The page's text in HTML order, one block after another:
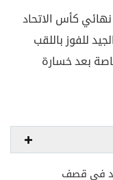
كأس الاتحاد
للفوز باللقب
بعد خسارة
في قصف